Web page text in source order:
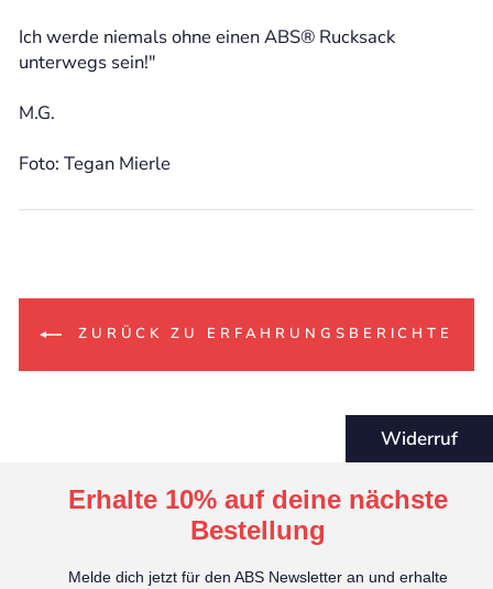
Ich werde niemals ohne einen ABS® Rucksack
unterwegs sein!"
M.G.
Foto: Tegan Mierle
ZURÜCK ZU ERFAHRUNGSBERICHTE
Widerruf
Erhalte 10% auf deine nächste
Bestellung
Melde dich jetzt für den ABS Newsletter an und erhalte